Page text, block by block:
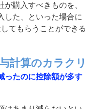
購入すべきものを、
した、といった場合に
てもらうことができる
計算のカラクリ
ったのに控除額が多す